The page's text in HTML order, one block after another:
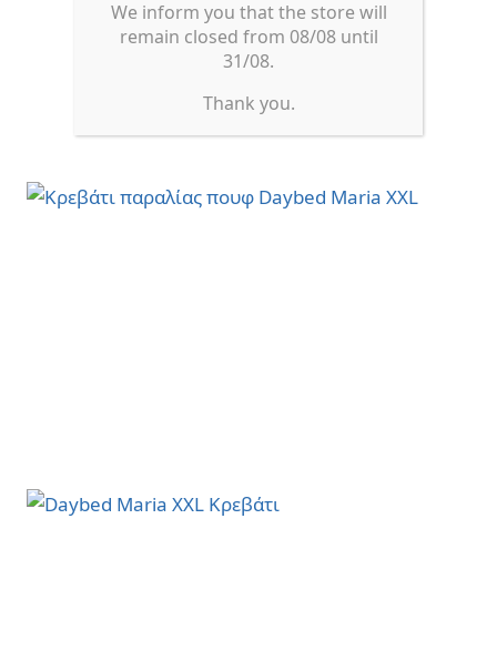
We inform you that the store will
remain closed from 08/08 until
31/08.
Thank you.